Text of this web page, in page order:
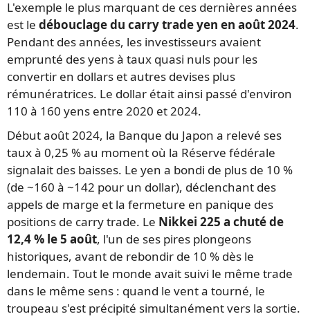
L'exemple le plus marquant de ces dernières années
est le débouclage du carry trade yen en août 2024.
Pendant des années, les investisseurs avaient
emprunté des yens à taux quasi nuls pour les
convertir en dollars et autres devises plus
rémunératrices. Le dollar était ainsi passé d'environ
110 à 160 yens entre 2020 et 2024.
Début août 2024, la Banque du Japon a relevé ses
taux à 0,25 % au moment où la Réserve fédérale
signalait des baisses. Le yen a bondi de plus de 10 %
(de ~160 à ~142 pour un dollar), déclenchant des
appels de marge et la fermeture en panique des
positions de carry trade. Le Nikkei 225 a chuté de
12,4 % le 5 août, l'un de ses pires plongeons
historiques, avant de rebondir de 10 % dès le
lendemain. Tout le monde avait suivi le même trade
dans le même sens : quand le vent a tourné, le
troupeau s'est précipité simultanément vers la sortie.